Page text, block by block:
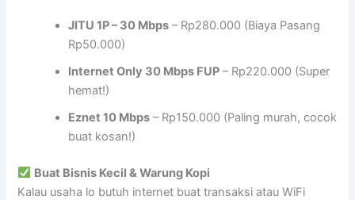
JITU 1P – 30 Mbps – Rp280.000 (Biaya Pasang
Rp50.000)
Internet Only 30 Mbps FUP – Rp220.000 (Super
hemat!)
Eznet 10 Mbps – Rp150.000 (Paling murah, cocok
buat kosan!)
Buat Bisnis Kecil & Warung Kopi
Kalau usaha lo butuh internet buat transaksi atau WiFi